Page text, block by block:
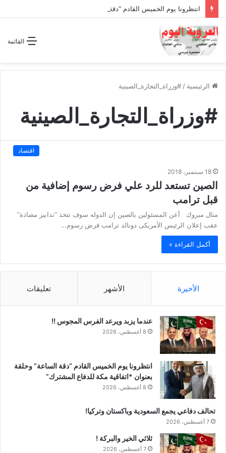
القائمة
الرئيسية / #وزراة_التجارة_الصينية
#وزراة_التجارة_الصينية
اقتصاد
18 سبتمبر، 2018
الصين تستعد للرد علي فرض رسوم إضافية من
قبل ترامب
منال مبروك أعن المسئولين بالصين إن الدوله سوف تتخذ “تدابير مضادة”
عقب إعلان الرئيس الأمريكى دونالد ترامب فرض رسوم…
أكمل القراءة »
الأخيرة الأشهر تعليقات
عندما يزبد ويرعد الفرس المجوس !!
8 أغسطس، 2026
انتظرونا يوم الخميس القادم “دقة الساعة” وحلقة
بعنوان *اتفاقية مكة للدفاع المشترك”
8 أغسطس، 2026
تحالف دفاعي يجمع السعودية وباكستان وتركيا!
7 أغسطس، 2026
ثلاثي الخير والبركة !
7 أغسطس، 2026